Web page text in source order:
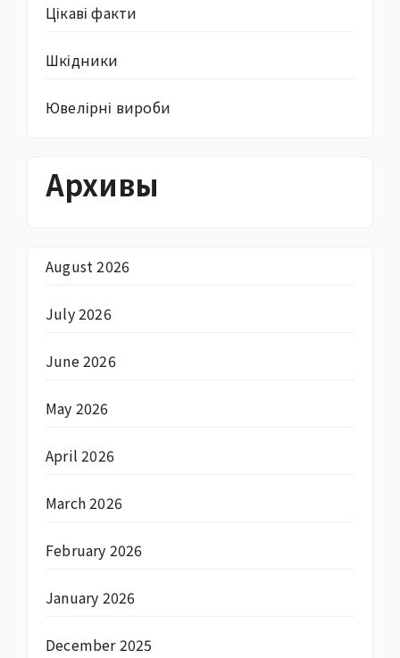
Цікаві факти
Шкідники
Ювелірні вироби
Архивы
August 2026
July 2026
June 2026
May 2026
April 2026
March 2026
February 2026
January 2026
December 2025